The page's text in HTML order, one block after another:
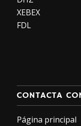
XEBEX
FDL
CONTACTA
Página principal